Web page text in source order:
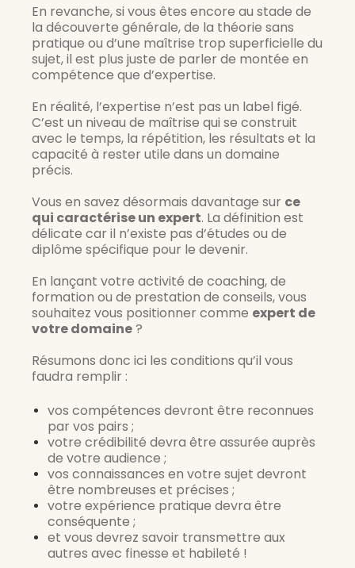
En revanche, si vous êtes encore au stade de
la découverte générale, de la théorie sans
pratique ou d’une maîtrise trop superficielle du
sujet, il est plus juste de parler de montée en
compétence que d’expertise.
En réalité, l’expertise n’est pas un label figé.
C’est un niveau de maîtrise qui se construit
avec le temps, la répétition, les résultats et la
capacité à rester utile dans un domaine
précis.
Vous en savez désormais davantage sur ce
qui caractérise un expert. La définition est
délicate car il n’existe pas d’études ou de
diplôme spécifique pour le devenir.
En lançant votre activité de coaching, de
formation ou de prestation de conseils, vous
souhaitez vous positionner comme expert de
votre domaine?
Résumons donc ici les conditions qu’il vous
faudra remplir :
vos compétences devront être reconnues
par vos pairs ;
votre crédibilité devra être assurée auprès
de votre audience ;
vos connaissances en votre sujet devront
être nombreuses et précises ;
votre expérience pratique devra être
conséquente ;
et vous devrez savoir transmettre aux
autres avec finesse et habileté !